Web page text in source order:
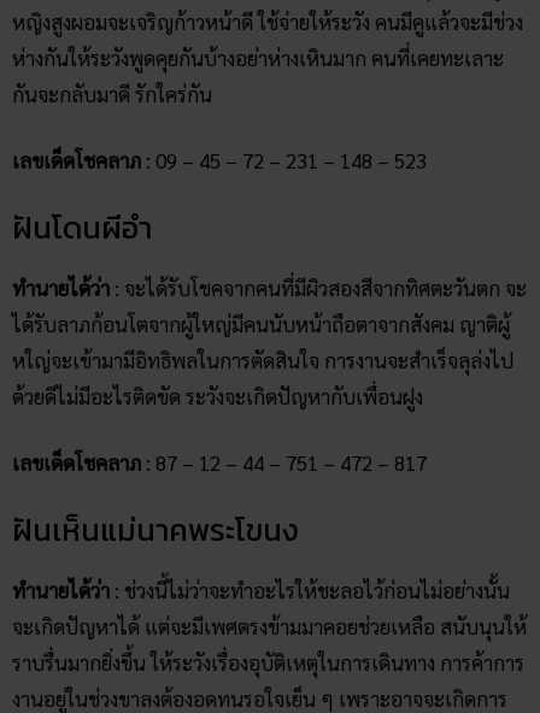
หญิงสูงผอมจะเจริญก้าวหน้าดี ใช้จ่ายให้ระวัง คนมีคูแล้วจะมีช่วง
ห่างกันให้ระวังพูดคุยกันบ้างอย่าห่างเหินมาก คนที่เคยทะเลาะ
กันจะกลับมาดี รักใคร่กัน
เลขเด็ดโชคลาภ : 09 – 45 – 72 – 231 – 148 – 523
ฝันโดนผีอำ
ทำนายได้ว่า : จะได้รับโชคจากคนที่มีผิวสองสีจากทิศตะวันตก จะ
ได้รับลาภก้อนโตจากผู้ใหญ่มีคนนับหน้าถือตาจากสังคม ญาติผู้
หใญ่จะเข้ามามีอิทธิพลในการตัดสินใจ การงานจะสำเร็จลุล่งไป
ด้วยดีไม่มีอะไรติดขัด ระวังจะเกิดปัญหากับเพื่อนฝูง
เลขเด็ดโชคลาภ : 87 – 12 – 44 – 751 – 472 – 817
ฝันเห็นแม่นาคพระโขนง
ทำนายได้ว่า : ช่วงนี้ไม่ว่าจะทำอะไรให้ชะลอไว้ก่อนไม่อย่างนั้น
จะเกิดปัญหาได้ แต่จะมีเพศตรงข้ามมาคอยช่วยเหลือ สนับนุนให้
ราบรื่นมากยิ่งขึ้น ให้ระวังเรื่องอุบัติเหตุในการเดินทาง การค้าการ
งานอยู่ในช่วงขาลงต้องอดทนรอใจเย็น ๆ เพราะอาจจะเกิดการ